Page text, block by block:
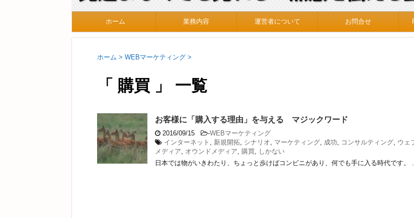
ホーム 業務内容 運営者について お問合せ
ホーム > WEBマーケティング >
「 購買 」 一覧
お客様に「購入する理由」を与える マジックワード
2016/09/15 -WEBマーケティング
インターネット
新規開拓 シナリオ マーケティング 成功 コンサルティング ウェ
メディア
オウンドメディア 購買
しかない
日本では物がいきわたり、ちょっと歩けばコンビニがあり、何でも手に入る時代です。 ...